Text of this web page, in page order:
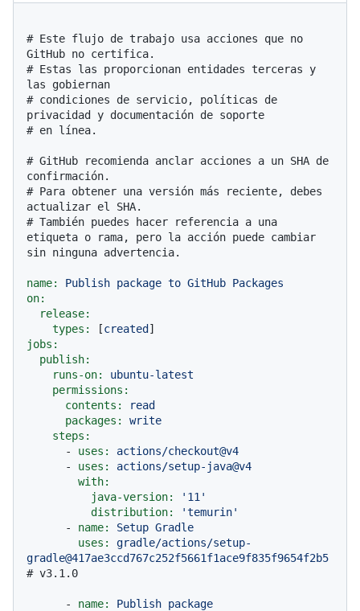
# Este flujo de trabajo usa acciones que no
GitHub no certifica.
# Estas las proporcionan entidades terceras y
las gobiernan
# condiciones de servicio, políticas de
privacidad y documentación de soporte
# en línea.
# GitHub recomienda anclar acciones a un SHA de
confirmación.
# Para obtener una versión más reciente, debes
actualizar el SHA.
# También puedes hacer referencia a una
etiqueta o rama, pero la acción puede cambiar
sin ninguna advertencia.
name: Publish package to GitHub Packages
on:
release:
types:
[created
jobs:
publish:
runs-on:
ubuntu-latest
permissions:
contents:
read
packages:
write
steps:
-
uses:
actions/checkout@v4
-
uses:
actions/setup-java@v4
with:
java-version:
'11'
distribution:
'temurin'
-
name: Setup Gradle
uses:
gradle/actions/setup-
gradle@417ae3ccd767c252f5661f1ace9f835f9654f2b5
# v3.1.0
- name: Publish package